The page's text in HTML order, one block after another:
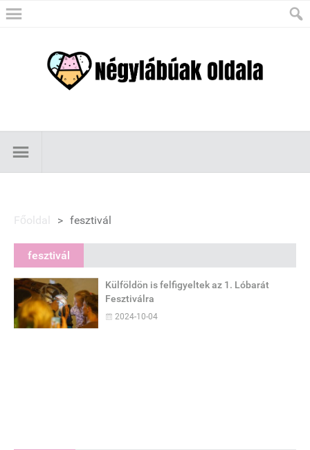
Főoldal > fesztivál
fesztivál
Külföldön is felfigyeltek az 1. Lóbarát
Fesztiválra
2024-10-04